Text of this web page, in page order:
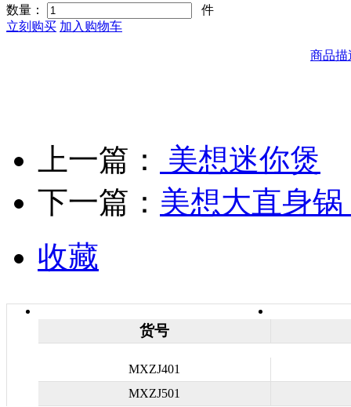
数量：
件
立刻购买 加入购物车
商品描
上一篇：
美想迷你煲
下一篇： 美想大直身
收藏
货号
MXZJ401
MXZJ501